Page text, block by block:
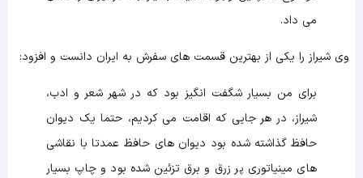
می داد.
وی شیراز را یکی از بهترین قسمت های سفرش به ایران دانست و افزود:
برای من بسیار شگفت انگیز بود که در شهر شعر و ادب،
شیراز، در هر جایی که اقامت می کردیم، حتما یک دیوان
حافظ گذاشته شده بود دیوان های حافظ عمدتا با نقاشی
های مینیاتوری پر زرق و برق تزئین شده بود و چاپ بسیار